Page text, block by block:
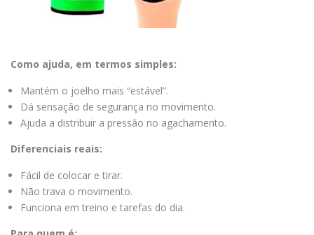
Como ajuda, em termos simples:
Mantém o joelho mais “estável”.
Dá sensação de segurança no movimento.
Ajuda a distribuir a pressão no agachamento.
Diferenciais reais:
Fácil de colocar e tirar.
Não trava o movimento.
Funciona em treino e tarefas do dia.